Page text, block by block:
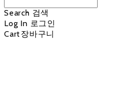
Search 검색
Log In 로그인
Cart장바구니